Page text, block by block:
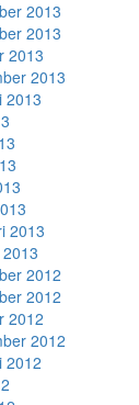
2013
2013
2013
2013
2013
2013
2012
2012
2012
2012
2012